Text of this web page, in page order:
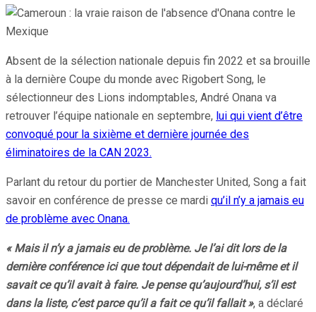
Absent de la sélection nationale depuis fin 2022 et sa brouille
à la dernière Coupe du monde avec Rigobert Song, le
sélectionneur des Lions indomptables, André Onana va
retrouver l’équipe nationale en septembre, lui qui vient d’être
convoqué pour la sixième et dernière journée des
éliminatoires de la CAN 2023.
Parlant du retour du portier de Manchester United, Song a fait
savoir en conférence de presse ce mardi qu’il n’y a jamais eu
de problème avec Onana.
« Mais il n’y a jamais eu de problème. Je l’ai dit lors de la
dernière conférence ici que tout dépendait de lui-même et il
savait ce qu’il avait à faire. Je pense qu’aujourd’hui, s’il est
dans la liste, c’est parce qu’il a fait ce qu’il fallait », a déclaré